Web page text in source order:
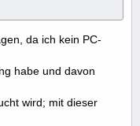
da ich kein PC-
habe und davon
wird; mit dieser